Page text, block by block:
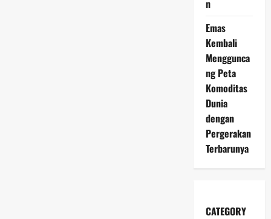
n
Emas
Kembali
Menggunca
ng Peta
Komoditas
Dunia
dengan
Pergerakan
Terbarunya
CATEGORY